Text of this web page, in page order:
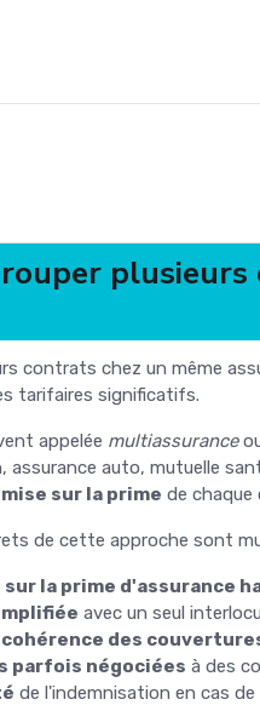
contrats chez un même
tarifaires significatifs.
appelée multiassurance
assurance auto, mutuelle
sur la prime de
de cette approche sont
la prime d'assurance
avec un seul
des
parfois négociées à des
de l'indemnisation en cas